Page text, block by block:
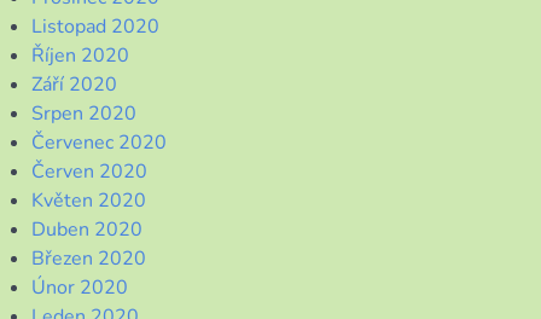
Listopad 2020
Říjen 2020
Září 2020
Srpen 2020
Červenec 2020
Červen 2020
Květen 2020
Duben 2020
Březen 2020
Únor 2020